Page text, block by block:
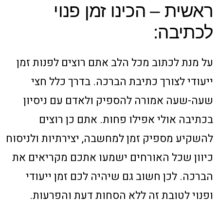
ראשית – הכינו זמן פנוי
לכתיבה:
על מנת לכתוב מכל הלב אתם רוצים לפנות זמן
ייעודי לצורך כתיבת הברכה. בדרך כלל חצי
שעה-שעה אמורה להספיק ולאדם עם ניסיון
בכתיבה אולי אפילו פחות. אתם כן רוצים
להשקיע מספיק זמן למחשבה, יצירתיות ולניסוח
כיוון שכל האורחים ישמעו אתכם מקריאים את
הברכה. לכן חשוב גם שיהיה לכם זמן ייעודי
ופנוי לטובת זה ללא הסחות דעת והפרעות.